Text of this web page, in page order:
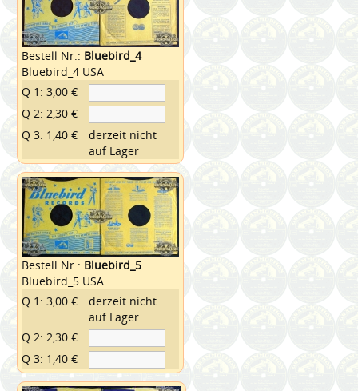
Bestell Nr.: Bluebird_4
Bluebird_4 USA
Q 1: 3,00 €
Q 2: 2,30 €
Q 3: 1,40 €
derzeit nicht
auf Lager
Bestell Nr.: Bluebird_5
Bluebird_5 USA
Q 1: 3,00 €
derzeit nicht
auf Lager
Q 2: 2,30 €
Q 3: 1,40 €